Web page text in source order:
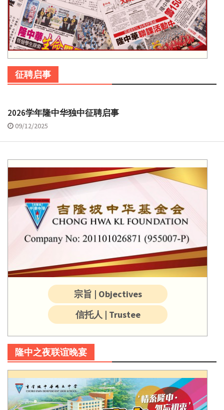
征聘启事
2026学年隆中华独中征聘启事
09/12/2025
宗旨 | Objectives
信托人 | Trustee
隆中之夜联谊晚宴